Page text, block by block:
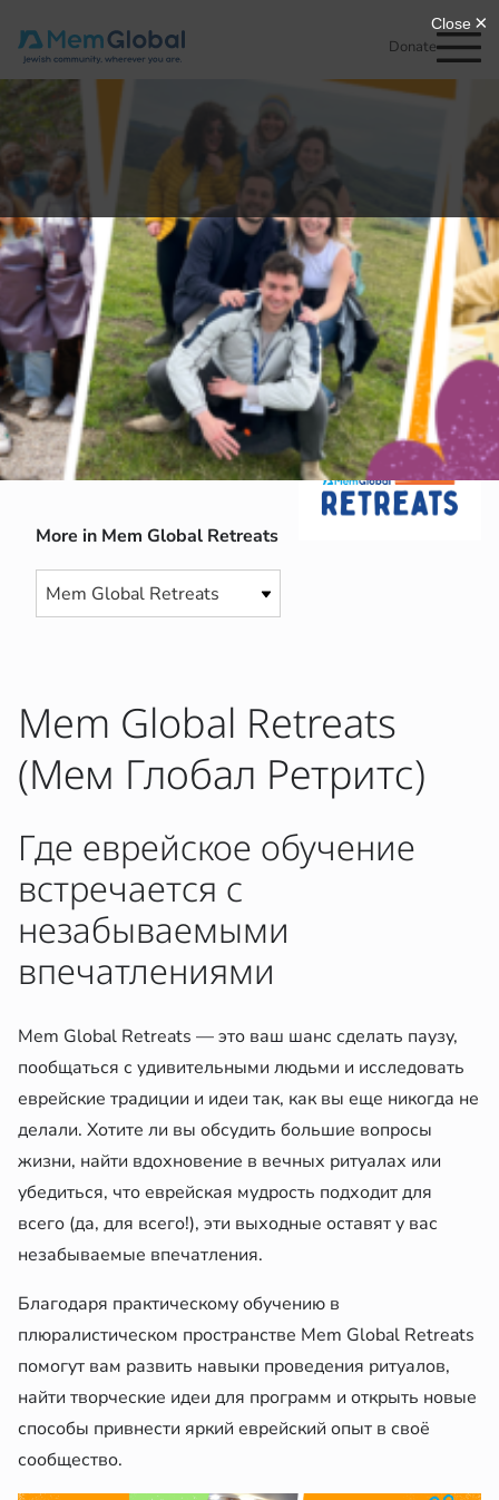
Donate
More in Mem Global Retreats
Mem Global Retreats
(Мем Глобал Ретритс)
Где еврейское обучение
встречается с
незабываемыми
впечатлениями
Mem Global Retreats — это ваш шанс сделать паузу,
пообщаться с удивительными людьми и исследовать
еврейские традиции и идеи так, как вы еще никогда не
делали. Хотите ли вы обсудить большие вопросы
жизни, найти вдохновение в вечных ритуалах или
убедиться, что еврейская мудрость подходит для
всего (да, для всего!), эти выходные оставят у вас
незабываемые впечатления.
Благодаря практическому обучению в
плюралистическом пространстве Mem Global Retreats
помогут вам развить навыки проведения ритуалов,
найти творческие идеи для программ и открыть новые
способы привнести яркий еврейский опыт в своё
сообщество.